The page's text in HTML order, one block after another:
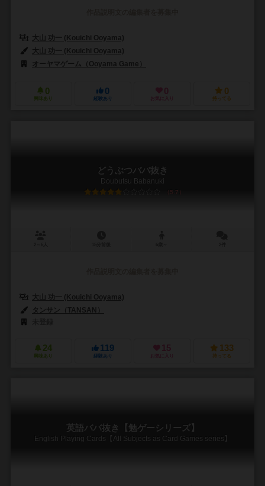
大山 功一 (Kouichi Ooyama)
大山 功一 (Kouichi Ooyama)
オーヤマゲーム（Ooyama Game）
0
興味あり
0
経験あり
0
お気に入り
0
持ってる
どうぶつババ抜き
Doubutsu Babanuki
5.7
大山 功一 (Kouichi Ooyama)
タンサン（TANSAN）
24
興味あり
119
経験あり
15
お気に入り
133
持ってる
英語ババ抜き【勉ゲーシリーズ】
English Playing Cards【All Subjects as Card Games series】